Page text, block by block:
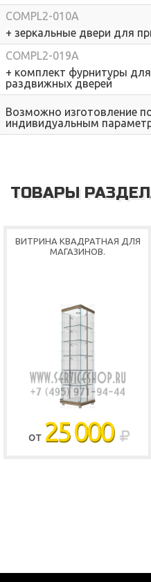
COMPL2-010A
+ зеркальные двери для
COMPL2-019A
+ комплект фурнитуры для
раздвижных дверей
Возможно изготовление
индивидуальным
ТОВАРЫ
ВИТРИНА КВАДРАТНАЯ ДЛЯ
МАГАЗИНОВ.
ОТ 25 000